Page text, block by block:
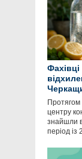
Протягом
центру
знайшли
період